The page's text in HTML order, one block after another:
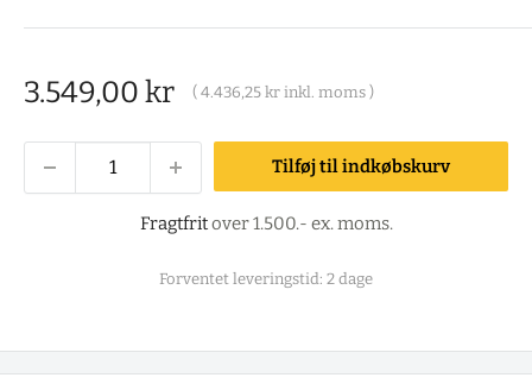
Salgspris
3.549,00 kr ( 4.436,25 kr inkl. moms )
Tilføj til indkøbskurv
Fragtfritover 1.500.- ex. moms.
Forventet leveringstid: 2 dage